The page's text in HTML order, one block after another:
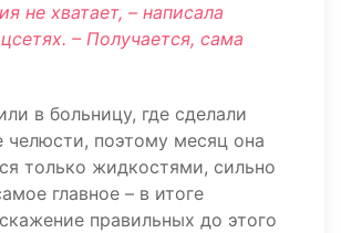
не хватает, – написала
– Получается, сама
в больницу, где сделали
челюсти, поэтому месяц она
только жидкостями, сильно
главное – в итоге
правильных до этого